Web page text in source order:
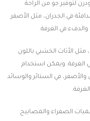
لتوفير جو من الراحة
في الجدران، مثل الأصفر
والدفء في الغرفة.
مثل الأثاث الخشبي باللون
الغرفة. ويمكن استخدام
والأصفر، في الستائر والوسائد
الصفراء والمصابيح